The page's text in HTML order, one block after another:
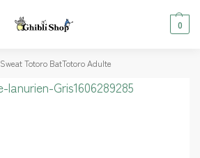
0
Sweat Totoro BatTotoro Adulte